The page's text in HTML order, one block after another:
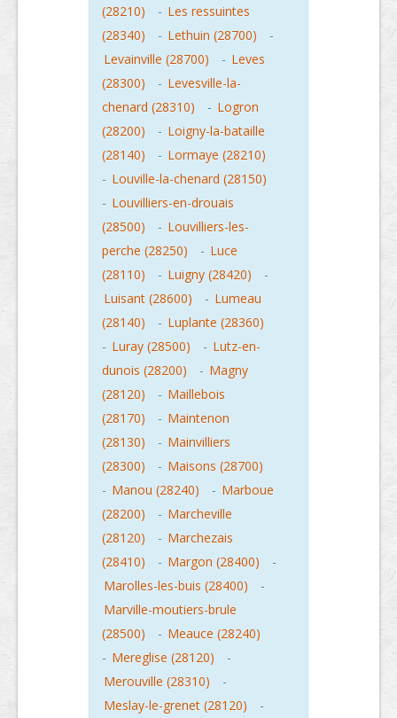
(28210)
- Les ressuintes
(28340)
- Lethuin (28700)
-
Levainville (28700)
- Leves
(28300)
- Levesville-la-
chenard (28310)
- Logron
(28200)
- Loigny-la-bataille
(28140)
- Lormaye (28210)
- Louville-la-chenard (28150)
- Louvilliers-en-drouais
(28500)
- Louvilliers-les-
perche (28250)
- Luce
(28110)
- Luigny (28420)
-
Luisant (28600)
- Lumeau
(28140)
- Luplante (28360)
- Luray (28500) - Lutz-en-
dunois (28200)
- Magny
(28120)
- Maillebois
(28170)
- Maintenon
(28130)
- Mainvilliers
(28300)
- Maisons (28700)
- Manou (28240) - Marboue
(28200)
- Marcheville
(28120)
- Marchezais
(28410)
- Margon (28400)
-
Marolles-les-buis (28400)
-
Marville-moutiers-brule
(28500)
- Meauce (28240)
- Mereglise (28120)
-
Merouville (28310)
-
Meslay-le-grenet (28120)
-